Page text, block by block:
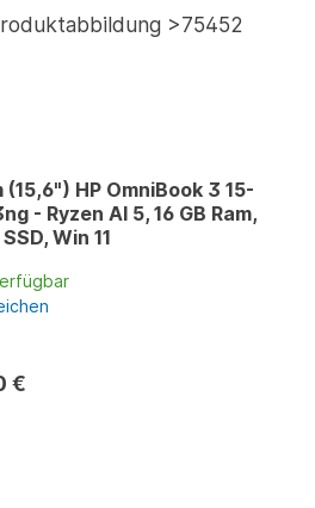
(15,6") HP OmniBook 3 15-
- Ryzen AI 5, 16 GB Ram,
Win 11
€